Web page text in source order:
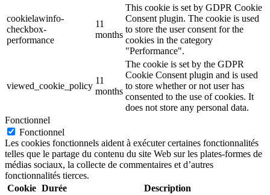
cookielawinfo-
checkbox-
performance
11
months
This cookie is set by GDPR Cookie
Consent plugin. The cookie is used
to store the user consent for the
cookies in the category
"Performance".
viewed_cookie_policy
11
months
The cookie is set by the GDPR
Cookie Consent plugin and is used
to store whether or not user has
consented to the use of cookies. It
does not store any personal data.
Fonctionnel
Fonctionnel
Les cookies fonctionnels aident à exécuter certaines fonctionnalités
telles que le partage du contenu du site Web sur les plates-formes de
médias sociaux, la collecte de commentaires et d’autres
fonctionnalités tierces.
Cookie Durée Description